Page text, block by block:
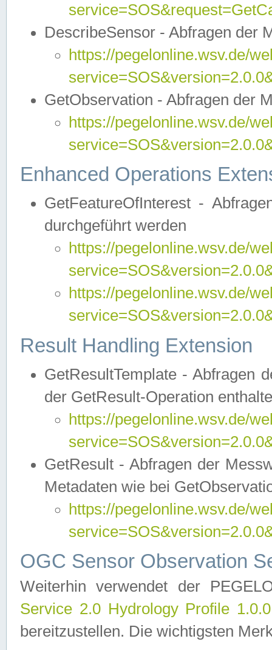
DescribeSensor - Abfragen der
https://pegelonline.wsv.de/
GetObservation - Abfragen der
https://pegelonline.wsv.de/
Enhanced Operations
GetFeatureOfInterest -
durchgeführt werden
https://pegelonline.wsv.de/
https://pegelonline.wsv.de/
Result Handling Extension
GetResultTemplate - Abfragen
der GetResult-Operation
https://pegelonline.wsv.de/
GetResult - Abfragen der
Metadaten wie bei
https://pegelonline.wsv.de/
OGC Sensor Observation
Weiterhin verwendet der
Service 2.0 Hydrology Profile
bereitzustellen. Die wichtigsten